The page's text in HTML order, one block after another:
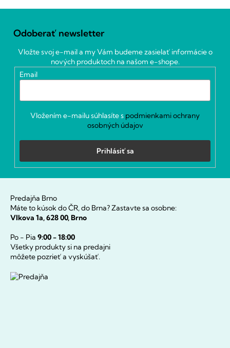
Odoberať newsletter
Vložte svoj e-mail a my Vám budeme zasielať informácie o
nových produktoch na našom e-shope.
Email
Vložením e-mailu súhlasíte s podmienkami ochrany
osobných údajov
Prihlásiť sa
Predajňa Brno
Máte to kúsok do ČR, do Brna? Zastavte sa osobne:
Vlkova 1a, 628 00, Brno
Po - Pia 9:00 - 18:00
Všetky produkty si na predajni
môžete pozrieť a vyskúšať.